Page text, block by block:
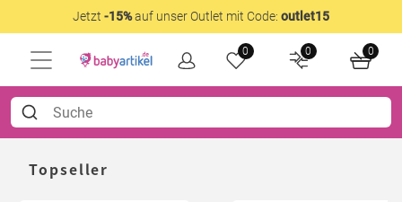
Jetzt -15%auf unser Outlet mit Code: outlet15
0 0 0
Topseller